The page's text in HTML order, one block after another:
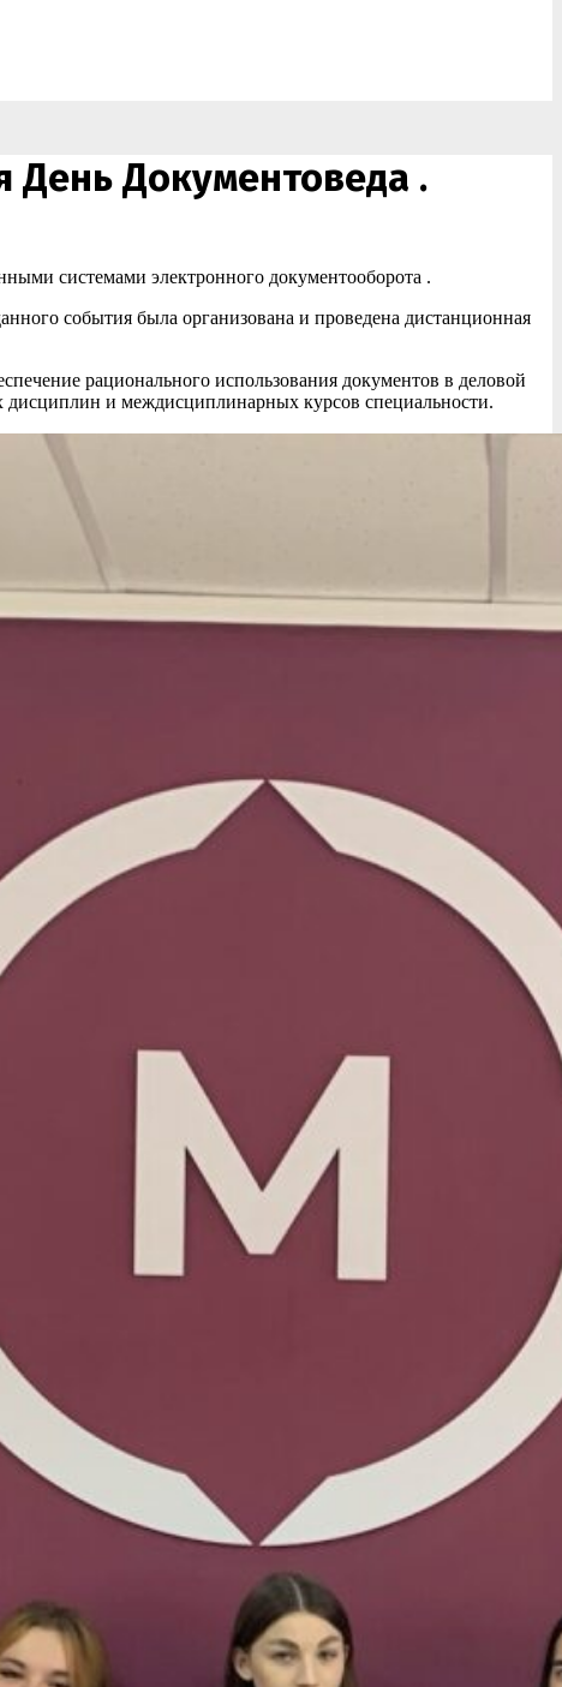
День Документоведа .
системами электронного документооборота .
события была организована и проведена дистанционная
рационального использования документов в деловой
и междисциплинарных курсов специальности.